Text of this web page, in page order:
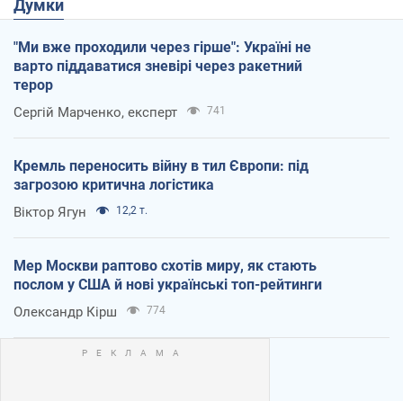
Думки
"Ми вже проходили через гірше": Україні не
варто піддаватися зневірі через ракетний
терор
Сергій Марченко, експерт 741
Кремль переносить війну в тил Європи: під
загрозою критична логістика
Віктор Ягун 12,2 т.
Мер Москви раптово схотів миру, як стають
послом у США й нові українські топ-рейтинги
Олександр Кірш 774